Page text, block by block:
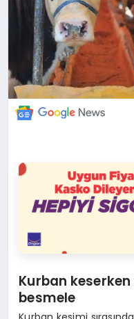
KÜNYE
İLETIŞIM
Kurban
besmele